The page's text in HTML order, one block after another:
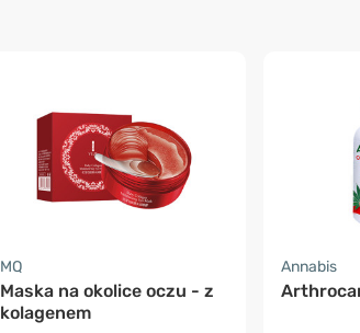
MQ
Maska na okolice oczu - z
kolagenem
Annabis